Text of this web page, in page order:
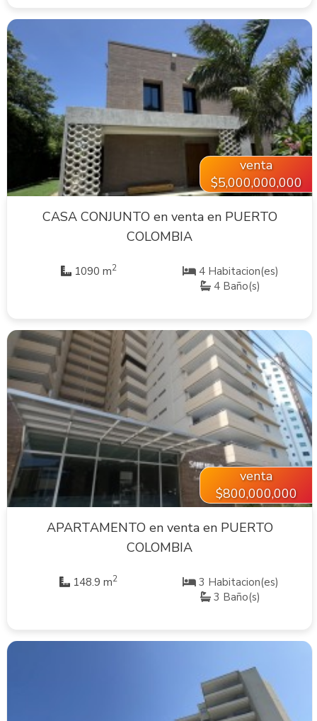
VER INMUEBLE
venta
$5,000,000,000
CASA CONJUNTO en venta en PUERTO
COLOMBIA
1090 m2
4 Habitacion(es)
4 Baño(s)
VER INMUEBLE
venta
$800,000,000
APARTAMENTO en venta en PUERTO
COLOMBIA
148.9 m2
3 Habitacion(es)
3 Baño(s)